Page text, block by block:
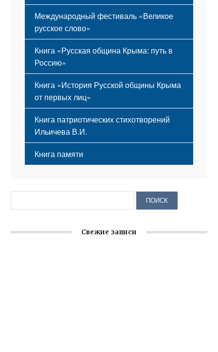
Международный фестиваль «Великое
русское слово»
Книга «Русская община Крыма: путь в
Россию»
Книга «История Русской общины Крыма
от первых лиц»
Книга патриотических стихотворений
Ильичева В.И.
Книга памяти
Свежие записи